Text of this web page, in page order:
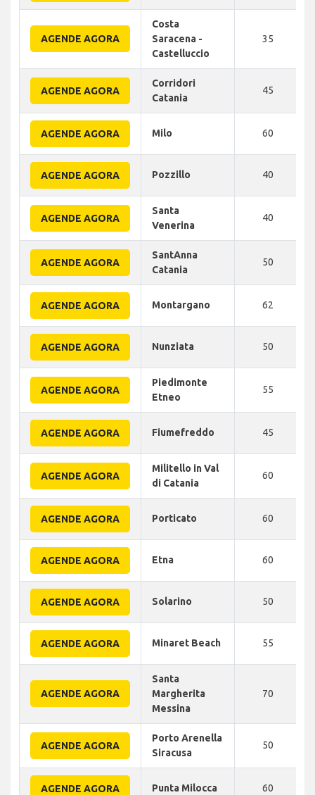
AGENDE AGORA
Costa
Saracena -
Castelluccio
35
AGENDE AGORA
Corridori
Catania
45
AGENDE AGORA Milo 60
AGENDE AGORA Pozzillo 40
AGENDE AGORA
Santa
Venerina
40
AGENDE AGORA
SantAnna
Catania
50
AGENDE AGORA Montargano 62
AGENDE AGORA Nunziata 50
AGENDE AGORA
Piedimonte
Etneo
55
AGENDE AGORA Fiumefreddo 45
AGENDE AGORA
Militello in Val
di Catania
60
AGENDE AGORA Porticato 60
AGENDE AGORA Etna 60
AGENDE AGORA Solarino 50
AGENDE AGORA Minaret Beach 55
AGENDE AGORA
Santa
Margherita
Messina
70
AGENDE AGORA
Porto Arenella
Siracusa
50
AGENDE AGORA Punta Milocca 60